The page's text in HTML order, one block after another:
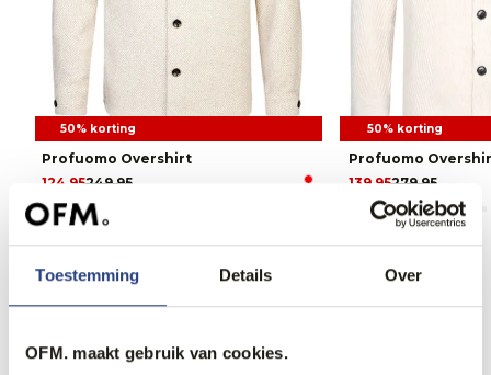
Toestemming Details Over
OFM. maakt gebruik van cookies.
50% korting
Profuomo Overshirt
249,95
124,95
50% korting
Profuomo
279,95
139,95
Anderen bekeken ook